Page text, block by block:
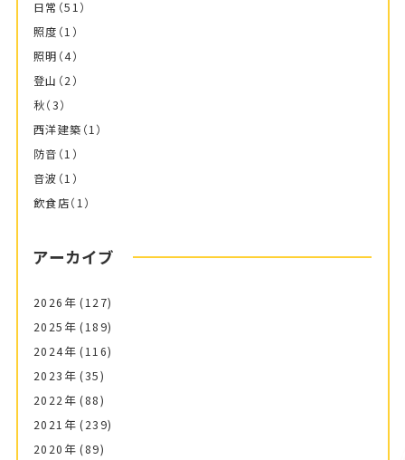
日常 （51）
照度 （1）
照明 （4）
登山 （2）
秋（3）
西洋建築 （1）
防音 （1）
音波 （1）
飲食店（1）
アーカイブ
2026年 (127)
2025年 (189)
2024年 (116)
2023年 (35)
2022年 (88)
2021年 (239)
2020年 (89)